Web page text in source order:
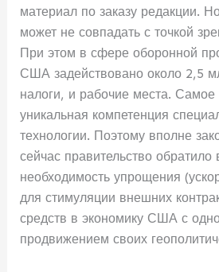
материал по заказу редакции.
может не совпадать с точкой
При этом в сфере оборонной
США задействовано около 2,5
налоги, и рабочие места. Самое
уникальная компетенция
технологии. Поэтому вполне
сейчас правительство
необходимость упрощения
для стимуляции внешних
средств в экономику США с
продвижением своих